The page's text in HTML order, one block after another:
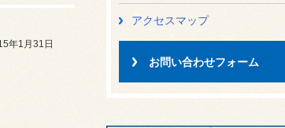
年1月31日
アクセスマップ
お問い合わせフォーム